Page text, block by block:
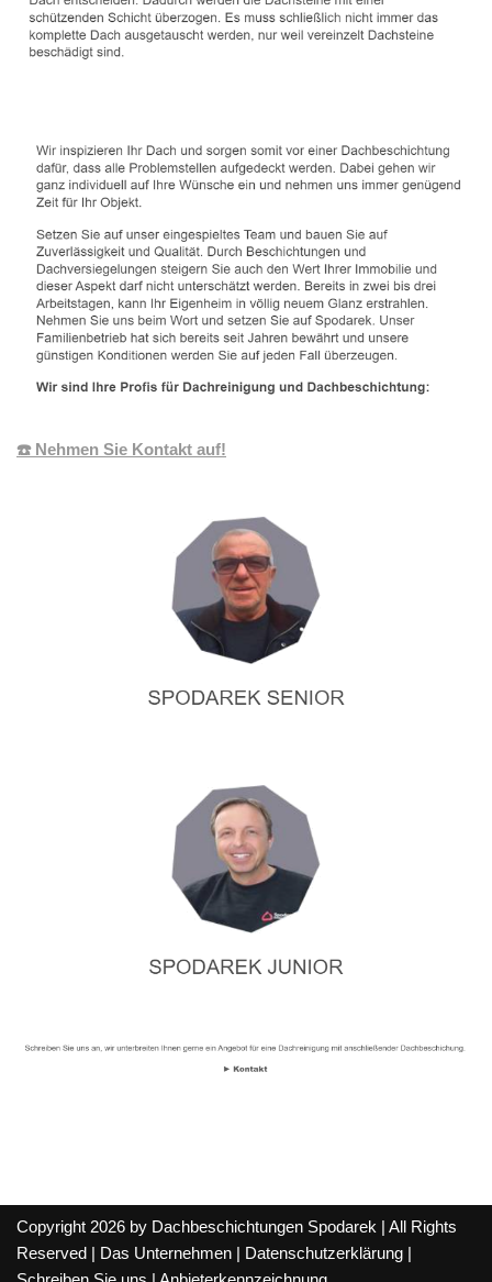
☎️ Nehmen Sie Kontakt auf!
Copyright 2026 by Dachbeschichtungen Spodarek | All Rights
Reserved |
Das Unternehmen Datenschutzerklärung